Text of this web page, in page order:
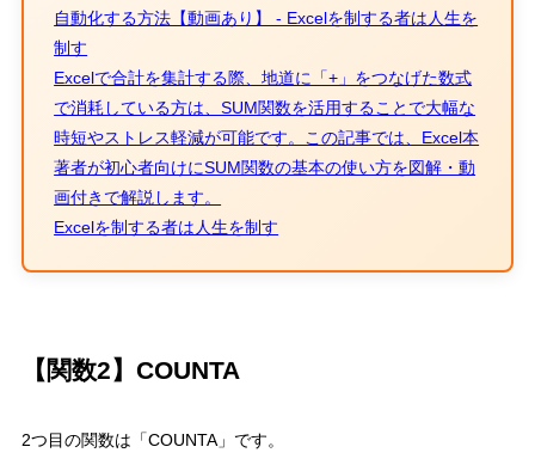
自動化する方法【動画あり】 - Excelを制する者は人生を
制す
Excelで合計を集計する際、地道に「+」をつなげた数式
で消耗している方は、SUM関数を活用することで大幅な
時短やストレス軽減が可能です。この記事では、Excel本
著者が初心者向けにSUM関数の基本の使い方を図解・動
画付きで解説します。
Excelを制する者は人生を制す
【関数2】 COUNTA
2つ目の関数は 「COUNTA」 です。